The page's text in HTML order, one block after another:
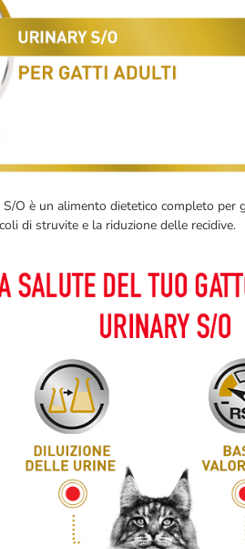
S/O è un alimento dietetico completo
di struvite e la riduzione delle recidive.